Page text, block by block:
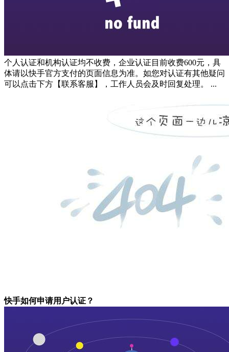
个人认证和机构认证均不收费，企业认证目前收费600元，具
体请以快手官方支付的页面信息为准。如您对认证有其他疑问
可以点击下方【联系客服】，工作人员会及时回复处理。 ...
快手如何申请用户认证？